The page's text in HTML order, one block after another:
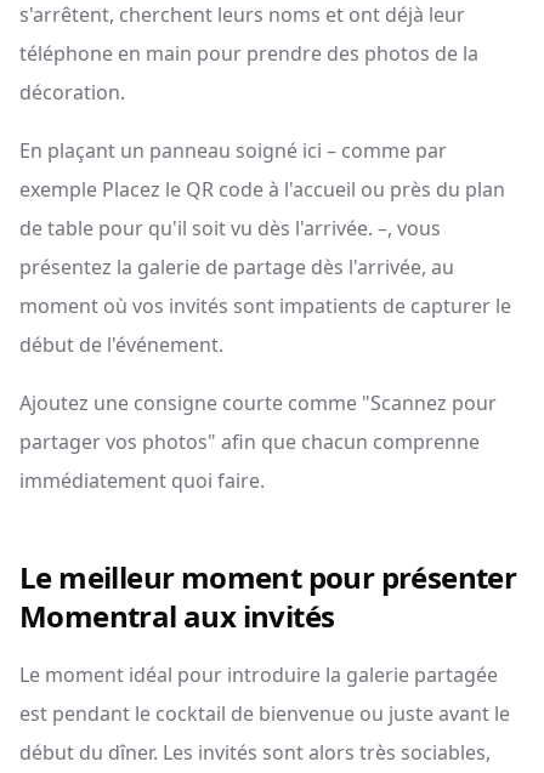
s'arrêtent, cherchent leurs noms et ont déjà leur
téléphone en main pour prendre des photos de la
décoration.
En plaçant un panneau soigné ici – comme par
exemple Placez le QR code à l'accueil ou près du plan
de table pour qu'il soit vu dès l'arrivée. –, vous
présentez la galerie de partage dès l'arrivée, au
moment où vos invités sont impatients de capturer le
début de l'événement.
Ajoutez une consigne courte comme "Scannez pour
partager vos photos" afin que chacun comprenne
immédiatement quoi faire.
Le meilleur moment pour présenter
Momentral aux invités
Le moment idéal pour introduire la galerie partagée
est pendant le cocktail de bienvenue ou juste avant le
début du dîner. Les invités sont alors très sociables,